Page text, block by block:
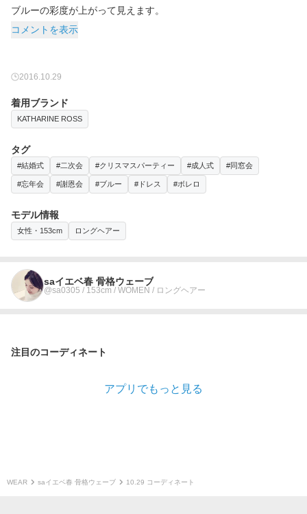
ブルーの彩度が上がって見えます。
コメントを表示
2016.10.29
着用ブランド
KATHARINE ROSS
タグ
#結婚式 #二次会 #クリスマスパーティー #成人式 #同窓会
#忘年会 #謝恩会 #ブルー #ドレス #ボレロ
モデル情報
女性・153cm ロングヘアー
saイエベ春 骨格ウェーブ
@sa0305 / 153cm / WOMEN / ロングヘアー
注目のコーディネート
アプリでもっと見る
WEAR saイエベ春 骨格ウェーブ 10.29 コーディネート